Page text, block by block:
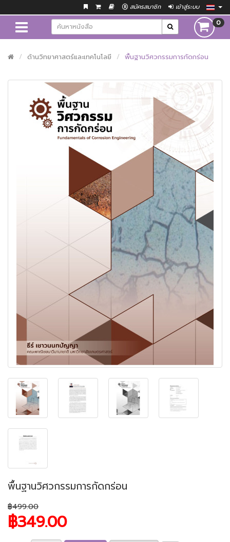
สมัครสมาชิก เข้าสู่ระบบ
0
ด้านวิทยาศาสตร์และเทคโนโลยี พื้นฐานวิศวกรรมการกัดกร่อน
พื้นฐานวิศวกรรมการกัดกร่อน
฿499.00
฿349.00